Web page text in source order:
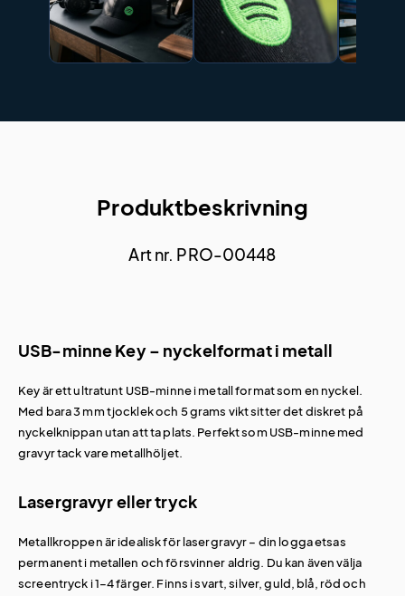
Produktbeskrivning
Art nr. PRO-00448
USB-minne Key – nyckelformat i metall
Key är ett ultratunt USB-minne i metall format som en nyckel.
Med bara 3 mm tjocklek och 5 grams vikt sitter det diskret på
nyckelknippan utan att ta plats. Perfekt som USB-minne med
gravyr tack vare metallhöljet.
Lasergravyr eller tryck
Metallkroppen är idealisk för lasergravyr – din logga etsas
permanent i metallen och försvinner aldrig. Du kan även välja
screentryck i 1–4 färger. Finns i svart, silver, guld, blå, röd och